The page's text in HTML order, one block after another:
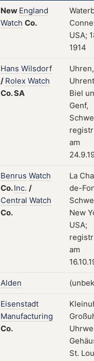
New England
Watch Co.
USA;
1914
Hans Wilsdorf
/ Rolex Watch
Co.SA
Uhren,
Biel
Genf,
am
Benrus Watch
Co.Inc. /
Central Watch
Co.
La
de-
New
USA;
am
Alden
Eisenstadt
Manufacturing
Co.
St.